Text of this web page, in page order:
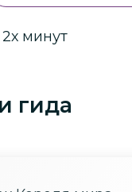
минут
гида